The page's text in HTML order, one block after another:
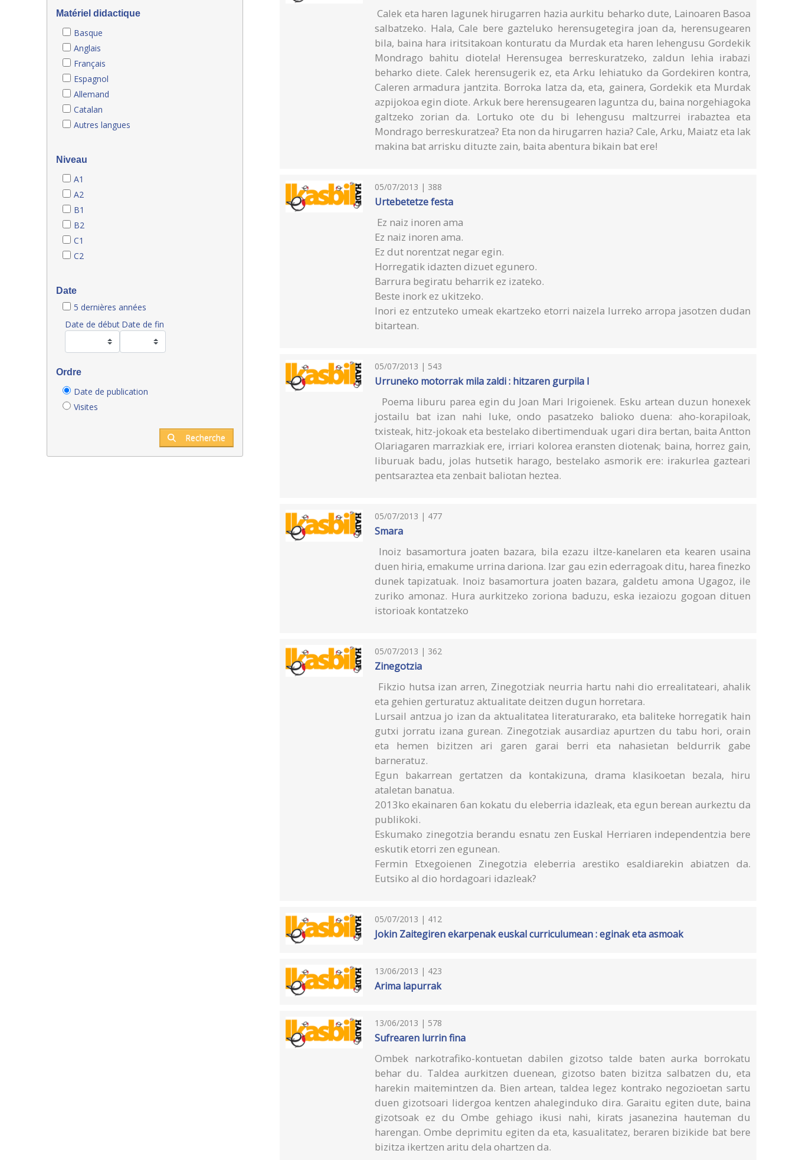
Matériel didactique
Basque
Anglais
Français
Espagnol
Allemand
Catalan
Autres langues
Niveau
A1
A2
B1
B2
C1
C2
Date
5 dernières années
Date de début Date de fin
Ordre
Date de publication
Visites
Recherche
Calek eta haren lagunek hirugarren hazia aurkitu beharko dute, Lainoaren Basoa
salbatzeko. Hala, Cale bere gazteluko herensugetegira joan da, herensugearen
bila, baina hara iritsitakoan konturatu da Murdak eta haren lehengusu Gordekik
Mondrago bahitu diotela! Herensugea berreskuratzeko, zaldun lehia irabazi
beharko diete. Calek herensugerik ez, eta Arku lehiatuko da Gordekiren kontra,
Caleren armadura jantzita. Borroka latza da, eta, gainera, Gordekik eta Murdak
azpijokoa egin diote. Arkuk bere herensugearen laguntza du, baina norgehiagoka
galtzeko zorian da. Lortuko ote du bi lehengusu maltzurrei irabaztea eta
Mondrago berreskuratzea? Eta non da hirugarren hazia? Cale, Arku, Maiatz eta Iak
makina bat arrisku dituzte zain, baita abentura bikain bat ere!
05/07/2013 | 388
Urtebetetze festa
Ez naiz inoren ama
Ez naiz inoren ama.
Ez dut norentzat negar egin.
Horregatik idazten dizuet egunero.
Barrura begiratu beharrik ez izateko.
Beste inork ez ukitzeko.
Inori ez entzuteko umeak ekartzeko etorri naizela lurreko arropa jasotzen dudan
bitartean.
05/07/2013 | 543
Urruneko motorrak mila zaldi : hitzaren gurpila I
Poema liburu parea egin du Joan Mari Irigoienek. Esku artean duzun honexek
jostailu bat izan nahi luke, ondo pasatzeko balioko duena: aho-korapiloak,
txisteak, hitz-jokoak eta bestelako dibertimenduak ugari dira bertan, baita Antton
Olariagaren marrazkiak ere, irriari kolorea eransten diotenak; baina, horrez gain,
liburuak badu, jolas hutsetik harago, bestelako asmorik ere: irakurlea gazteari
pentsaraztea eta zenbait baliotan heztea.
05/07/2013 | 477
Smara
Inoiz basamortura joaten bazara, bila ezazu iltze-kanelaren eta kearen usaina
duen hiria, emakume urrina dariona. Izar gau ezin ederragoak ditu, harea finezko
dunek tapizatuak. Inoiz basamortura joaten bazara, galdetu amona Ugagoz, ile
zuriko amonaz. Hura aurkitzeko zoriona baduzu, eska iezaiozu gogoan dituen
istorioak kontatzeko
05/07/2013 | 362
Zinegotzia
Fikzio hutsa izan arren, Zinegotziak neurria hartu nahi dio errealitateari, ahalik
eta gehien gerturatuz aktualitate deitzen dugun horretara.
Lursail antzua jo izan da aktualitatea literaturarako, eta baliteke horregatik hain
gutxi jorratu izana gurean. Zinegotziak ausardiaz apurtzen du tabu hori, orain
eta hemen bizitzen ari garen garai berri eta nahasietan beldurrik gabe
barneratuz.
Egun bakarrean gertatzen da kontakizuna, drama klasikoetan bezala, hiru
ataletan banatua.
2013ko ekainaren 6an kokatu du eleberria idazleak, eta egun berean aurkeztu da
publikoki.
Eskumako zinegotzia berandu esnatu zen Euskal Herriaren independentzia bere
eskutik etorri zen egunean.
Fermin Etxegoienen Zinegotzia eleberria arestiko esaldiarekin abiatzen da.
Eutsiko al dio hordagoari idazleak?
05/07/2013 | 412
Jokin Zaitegiren ekarpenak euskal curriculumean : eginak eta asmoak
13/06/2013 | 423
Arima lapurrak
13/06/2013 | 578
Sufrearen lurrin fina
Ombek narkotrafiko-kontuetan dabilen gizotso talde baten aurka borrokatu
behar du. Taldea aurkitzen duenean, gizotso baten bizitza salbatzen du, eta
harekin maitemintzen da. Bien artean, taldea legez kontrako negozioetan sartu
duen gizotsoari lidergoa kentzen ahaleginduko dira. Garaitu egiten dute, baina
gizotsoak ez du Ombe gehiago ikusi nahi, kirats jasanezina hauteman du
harengan. Ombe deprimitu egiten da eta, kasualitatez, beraren bizikide bat bere
bizitza ikertzen aritu dela ohartzen da.